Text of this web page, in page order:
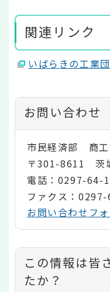
関連リンク
いばらきの工業
お問い合わせ
市民経済部 商工
〒301-8611 茨
電話：0297-64-
ファクス：
お問い合わせフ
コ
ン
この情報は皆
たか？